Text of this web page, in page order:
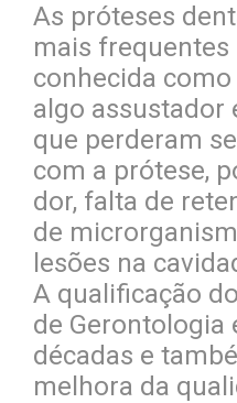
As próteses
mais
conhecida
algo assustador
que perderam
com a prótese,
dor, falta de
de
lesões na
A qualificação
de Gerontologia
décadas e
melhora da